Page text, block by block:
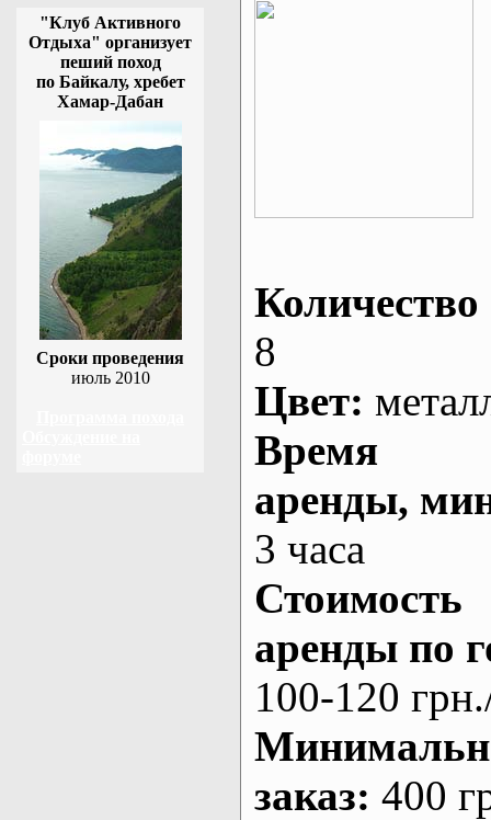
"Клуб Активного
Отдыха" организует
пеший поход
по Байкалу, хребет
Хамар-Дабан
Сроки проведения
июль 2010
Количество
8
Цвет:
Время
аренды,
3 часа
Стоимость
аренды по
100-120
заказ: 400